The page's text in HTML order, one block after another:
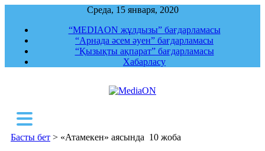
Среда, 15 января, 2020
“MEDIAON жұлдызы” бағдарламасы
“Арнада әсем әуен” бағдарламасы
“Қызықты ақпарат” бағдарламасы
Хабарласу
Басты бет > «Атамекен» аясында 10 жоба